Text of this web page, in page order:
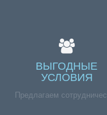
ВЫГОДНЫЕ
УСЛОВИЯ
Предлагаем